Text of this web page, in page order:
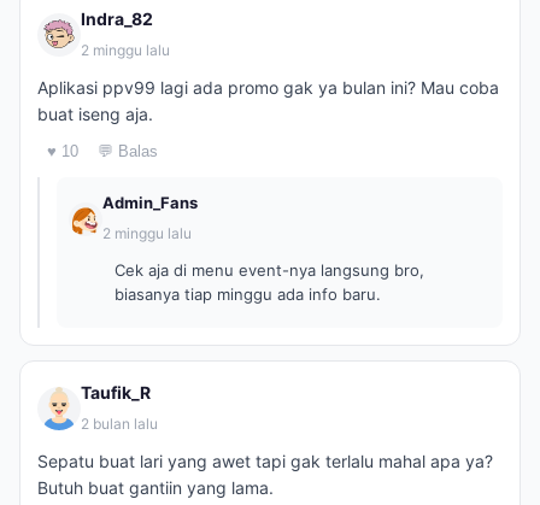
Indra_82
2 minggu lalu
Aplikasi ppv99 lagi ada promo gak ya bulan ini? Mau coba
buat iseng aja.
♥ 10 💬 Balas
Admin_Fans
2 minggu lalu
Cek aja di menu event-nya langsung bro,
biasanya tiap minggu ada info baru.
Taufik_R
2 bulan lalu
Sepatu buat lari yang awet tapi gak terlalu mahal apa ya?
Butuh buat gantiin yang lama.